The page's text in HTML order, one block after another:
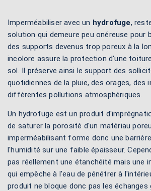
Imperméabiliser avec un hydrofuge,
solution qui demeure peu onéreuse pour
des supports devenus trop poreux à la
incolore assure la protection d'une
sol. Il préserve ainsi le support des
quotidiennes de la pluie, des orages, des
différentes pollutions atmosphériques.
Un hydrofuge est un produit
de saturer la porosité d'un matériau
imperméabilisant forme donc une
l'humidité sur une faible épaisseur.
pas réellement une étanchéité mais une
qui empêche à l'eau de pénétrer à
produit ne bloque donc pas les échanges